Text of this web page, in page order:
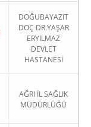
DOĞUBAYAZIT
DOÇ DR.YAŞAR
ERYILMAZ
DEVLET
HASTANESİ
AĞRI İL SAĞLIK
MÜDÜRLÜĞÜ